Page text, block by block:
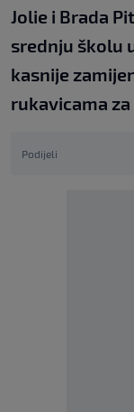
Jolie i Brada
srednju školu
kasnije
rukavicama
Podijeli